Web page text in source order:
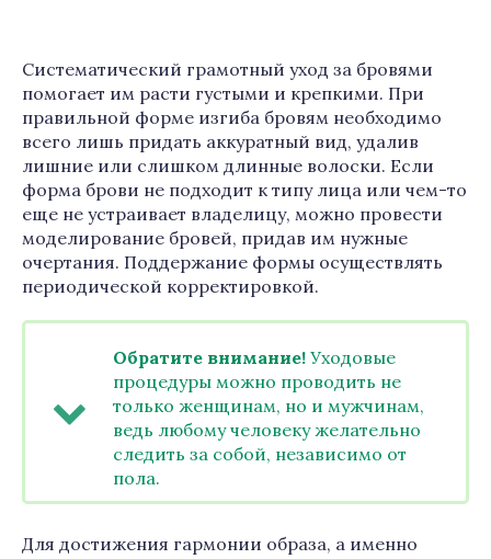
Систематический грамотный уход за бровями
помогает им расти густыми и крепкими. При
правильной форме изгиба бровям необходимо
всего лишь придать аккуратный вид, удалив
лишние или слишком длинные волоски. Если
форма брови не подходит к типу лица или чем-то
еще не устраивает владелицу, можно провести
моделирование бровей, придав им нужные
очертания. Поддержание формы осуществлять
периодической корректировкой.
Обратите внимание! Уходовые
процедуры можно проводить не
только женщинам, но и мужчинам,
ведь любому человеку желательно
следить за собой, независимо от
пола.
Для достижения гармонии образа, а именно